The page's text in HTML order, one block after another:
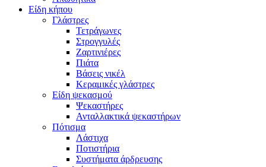
Είδη κήπου
Γλάστρες
Τετράγωνες
Στρογγυλές
Ζαρτινιέρες
Πιάτα
Βάσεις νικέλ
Κεραμικές γλάστρες
Είδη ψεκασμού
Ψεκαστήρες
Ανταλλακτικά ψεκαστήρων
Πότισμα
Λάστιχα
Ποτιστήρια
Συστήματα άρδρευσης